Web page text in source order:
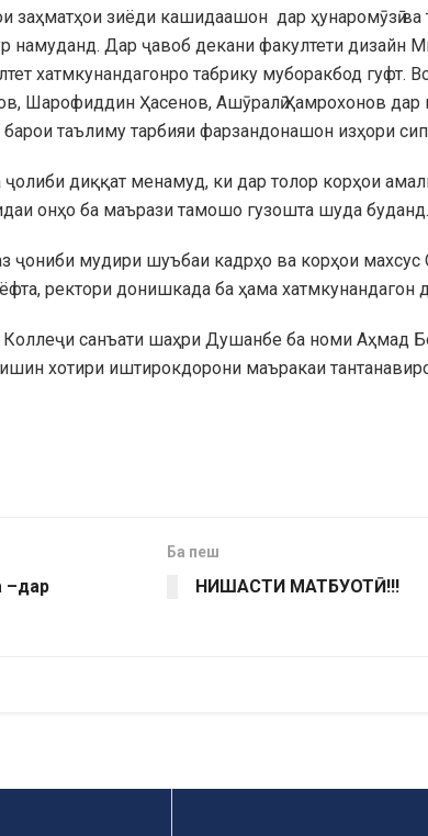
заҳматҳои зиёди кашидаашон дар ҳунаромӯзӣ ва
намуданд. Дар ҷавоб декани факултети дизайн
хатмкунандагонро табрику муборакбод гуфт.
Шарофиддин Ҳасенов, Ашӯралӣ Ҳамрохонов дар
таълиму тарбияи фарзандонашон изҳори
диққат менамуд, ки дар толор корҳои
онҳо ба маърази тамошо гузошта шуда буданд.
ҷониби мудири шуъбаи кадрҳо ва корҳои махсус
ректори донишкада ба ҳама хатмкунандагон
Коллеҷи санъати шаҳри Душанбе ба номи Аҳмад
хотири иштирокдорони маъракаи
–дар
Ба пеш
НИШАСТИ МАТБУОТӢ!!!